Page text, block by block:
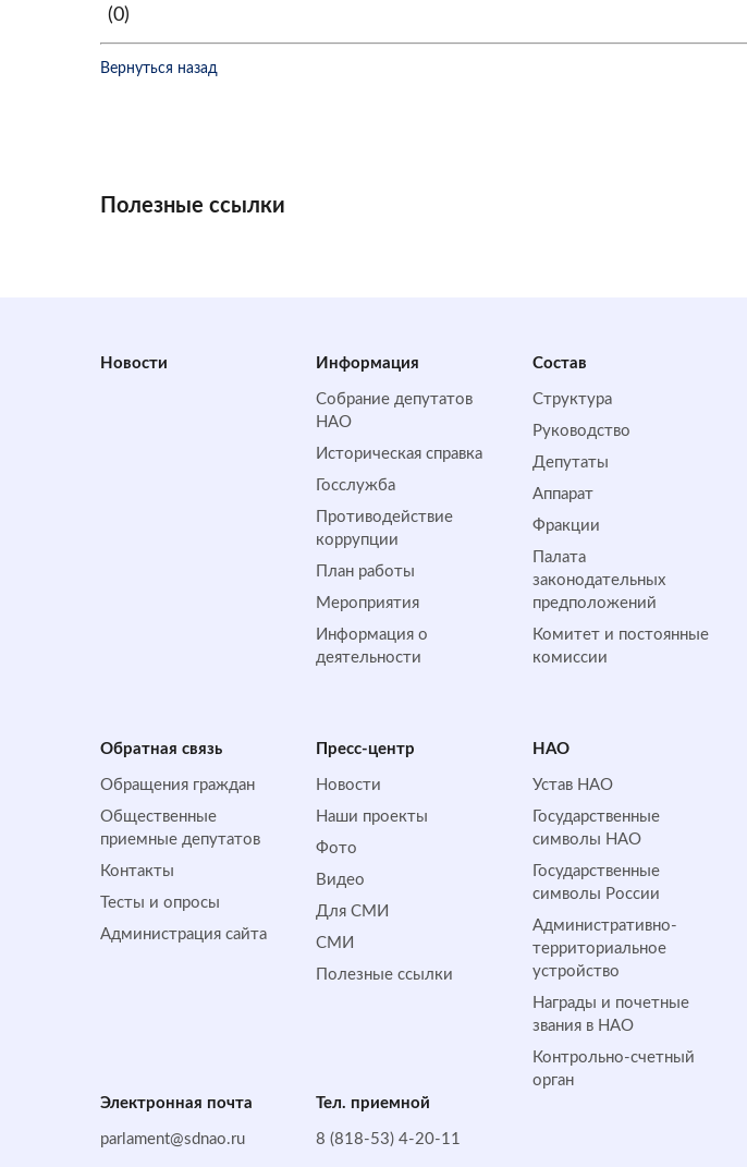
(0)
Вернуться назад
Полезные ссылки
Новости Информация
Собрание депутатов
НАО
Историческая справка
Госслужба
Противодействие
коррупции
План работы
Мероприятия
Информация о
деятельности
Состав
Структура
Руководство
Депутаты
Аппарат
Фракции
Палата
законодательных
предположений
Комитет и постоянные
комиссии
Обратная cвязь
Обращения граждан
Общественные
приемные депутатов
Контакты
Тесты и опросы
Администрация сайта
Пресс-центр
Новости
Наши проекты
Фото
Видео
Для СМИ
СМИ
Полезные ссылки
НАО
Устав НАО
Государственные
символы НАО
Государственные
символы России
Административно-
территориальное
устройство
Награды и почетные
звания в НАО
Контрольно-счетный
орган
Электронная почта
parlament@sdnao.ru
Тел. приемной
8 (818-53) 4-20-11